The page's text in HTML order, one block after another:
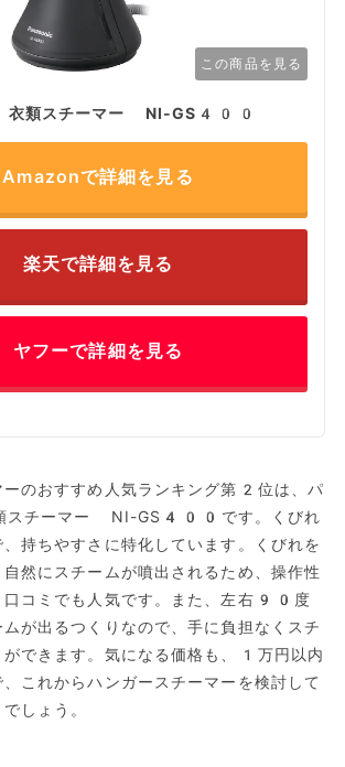
この商品を見る
衣類スチーマー NI-GS400
Amazonで詳細を見る
楽天で詳細を見る
ヤフーで詳細を見る
ーのおすすめ人気ランキング第2位は、パ
スチーマー NI-GS400です。くびれ
持ちやすさに特化しています。くびれを
然にスチームが噴出されるため、操作性
口コミでも人気です。また、左右90度
が出るつくりなので、手に負担なくスチ
ができます。気になる価格も、1万円以内
これからハンガースチーマーを検討して
しょう。